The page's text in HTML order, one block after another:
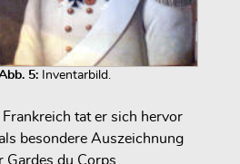
5: Inventarbild.
Frankreich tat er sich hervor
besondere Auszeichnung
Gardes du Corps